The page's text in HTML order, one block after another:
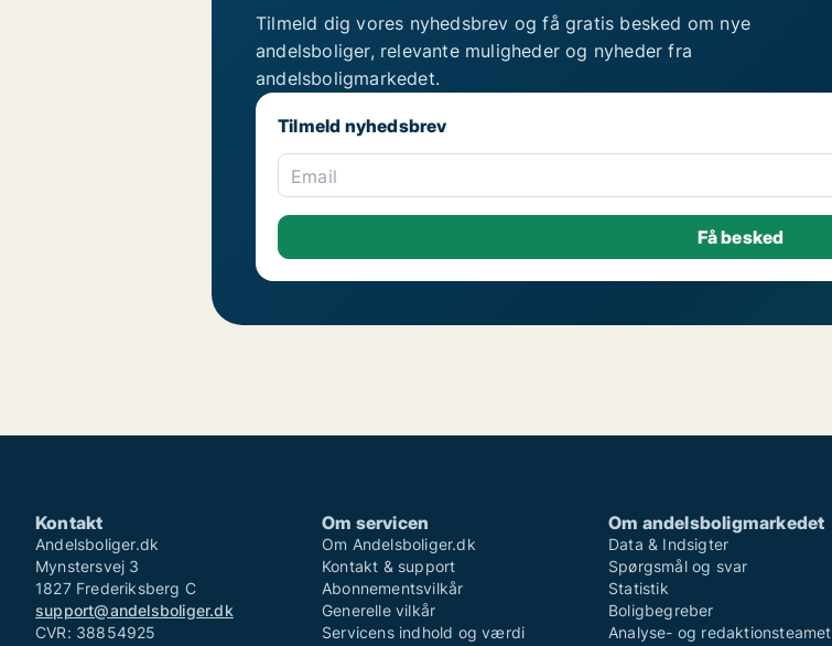
Tilmeld dig vores nyhedsbrev og få gratis besked om nye
andelsboliger, relevante muligheder og nyheder fra
andelsboligmarkedet.
Tilmeld nyhedsbrev
Email
Kontakt
Andelsboliger.dk
Mynstersvej 3
1827 Frederiksberg C
support@andelsboliger.dk
CVR: 38854925
Om servicen
Om Andelsboliger.dk
Kontakt & support
Abonnementsvilkår
Generelle vilkår
Servicens indhold og værdi
Om andelsboligmarkedet
Data & Indsigter
Spørgsmål og svar
Statistik
Boligbegreber
Analyse- og redaktionsteamet